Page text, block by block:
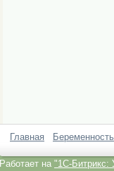
Главная
Работает на "1C-Битрикс: